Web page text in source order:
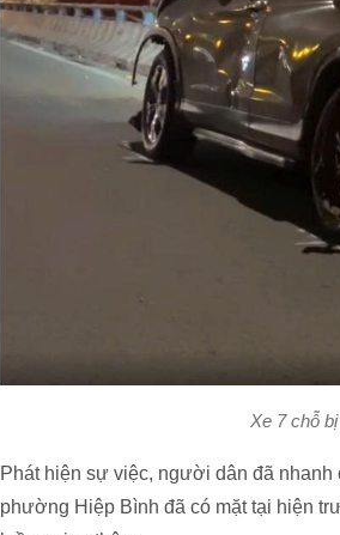
Xe 7 chỗ
Phát hiện sự việc, người dân đã
phường Hiệp Bình đã có mặt tại hiện